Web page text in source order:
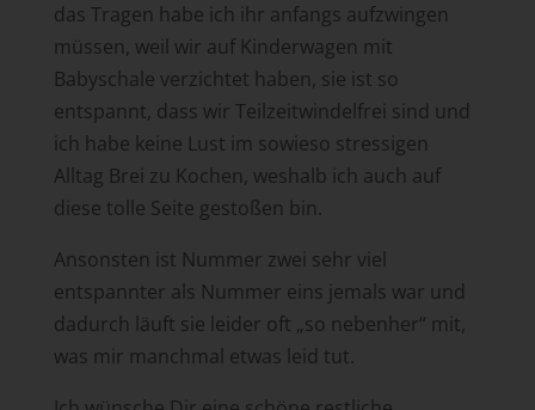
das Tragen habe ich ihr anfangs aufzwingen
müssen, weil wir auf Kinderwagen mit
Babyschale verzichtet haben, sie ist so
entspannt, dass wir Teilzeitwindelfrei sind und
ich habe keine Lust im sowieso stressigen
Alltag Brei zu Kochen, weshalb ich auch auf
diese tolle Seite gestoßen bin.
Ansonsten ist Nummer zwei sehr viel
entspannter als Nummer eins jemals war und
dadurch läuft sie leider oft „so nebenher“ mit,
was mir manchmal etwas leid tut.